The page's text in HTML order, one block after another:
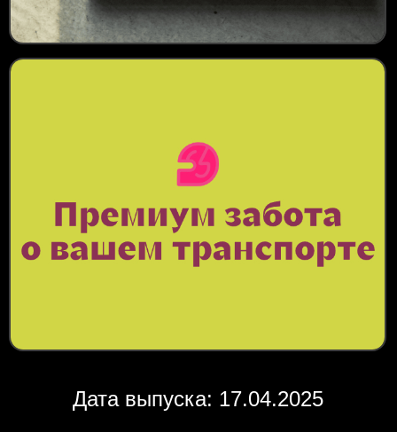
Дата выпуска: 17.04.2025